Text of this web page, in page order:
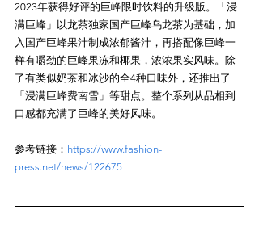
2023年获得好评的巨峰限时饮料的升级版。「浸
满巨峰」以龙茶独家国产巨峰乌龙茶为基础，加
入国产巨峰果汁制成浓郁酱汁，再搭配像巨峰一
样有嚼劲的巨峰果冻和椰果，浓浓果实风味。除
了有类似奶茶和冰沙的全4种口味外，还推出了
「浸满巨峰费南雪」等甜点。整个系列从品相到
参考链接： https://www.fashion-
press.net/news/122675